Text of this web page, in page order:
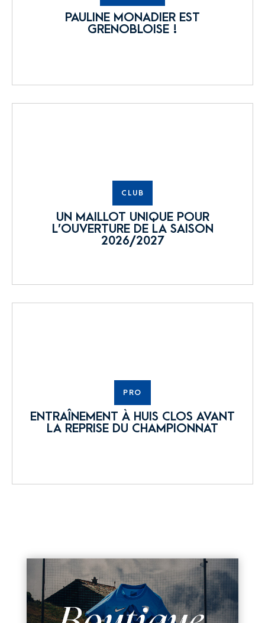
PAULINE MONADIER EST
GRENOBLOISE !
CLUB
UN MAILLOT UNIQUE POUR
L’OUVERTURE DE LA SAISON
2026/2027
PRO
ENTRAÎNEMENT À HUIS CLOS AVANT
LA REPRISE DU CHAMPIONNAT